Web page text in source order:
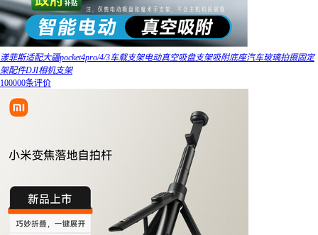
漾菲斯适配大疆pocket4pro/4/3车载支架电动真空吸盘支架吸附底座汽车玻璃拍摄固定
架配件DJI相机支架
100000条评价